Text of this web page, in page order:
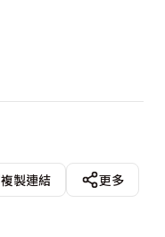
複製連結
更多